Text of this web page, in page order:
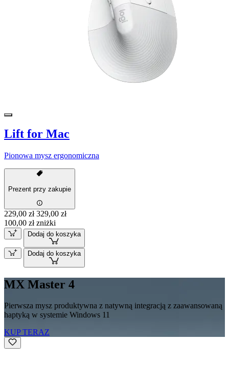
Lift for Mac
Pionowa mysz ergonomiczna
Prezent przy zakupie
229,00 zł 329,00 zł
100,00 zł zniżki
Dodaj do koszyka
Dodaj do koszyka
MX Master 4
Pierwsza mysz produktywna z natywną integracją z zaawansowaną
haptyką w systemie Windows 11
KUP TERAZ